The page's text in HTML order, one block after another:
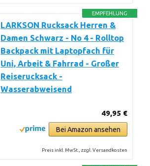
EMPFEHLUNG
LARKSON Rucksack Herren &
Damen Schwarz - No 4 - Rolltop
Backpack mit Laptopfach für
Uni, Arbeit & Fahrrad - Großer
Reiserucksack -
Wasserabweisend
49,95 €
Bei Amazon ansehen
Preis inkl. MwSt., zzgl. Versandkosten